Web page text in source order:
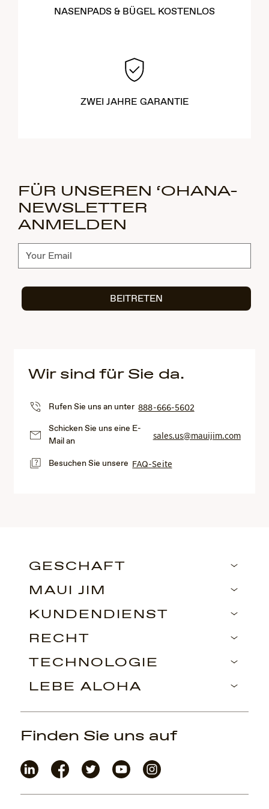
NASENPADS & BÜGEL KOSTENLOS
ZWEI JAHRE GARANTIE
FÜR UNSEREN ‘OHANA-
NEWSLETTER
ANMELDEN
Abonnieren
BEITRETEN
Wir sind für Sie da.
Rufen Sie uns an unter888-666-5602
Schicken Sie uns eine E-
Mail an
sales.us@mauijim.com
Besuchen Sie unsere FAQ-Seite
GESCHÄFT
MAUI JIM
KUNDENDIENST
RECHT
TECHNOLOGIE
LEBE ALOHA
Finden Sie uns auf